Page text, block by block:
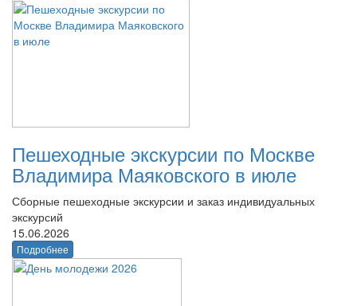
Пешеходные экскурсии по Москве
Владимира Маяковского в июле
Сборные пешеходные экскурсии и заказ индивидуальных
экскурсий
15.06.2026
Подробнее